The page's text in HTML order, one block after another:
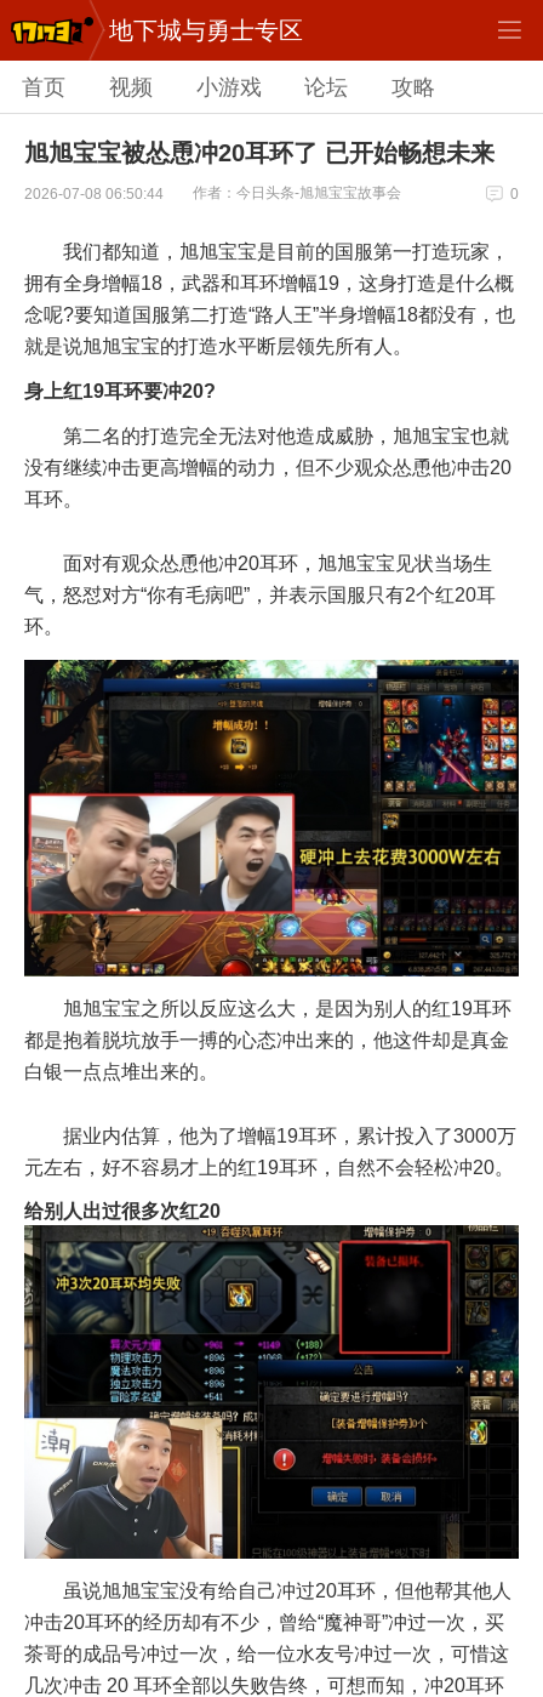
地下城与勇士专区
首页 视频 小游戏 论坛 攻略
旭旭宝宝被怂恿冲20耳环了 已开始畅想未来
2026-07-08 06:50:44 作者：今日头条-旭旭宝宝故事会 0
我们都知道，旭旭宝宝是目前的国服第一打造玩家，
拥有全身增幅18，武器和耳环增幅19，这身打造是什么概
念呢?要知道国服第二打造“路人王”半身增幅18都没有，也
就是说旭旭宝宝的打造水平断层领先所有人。
身上红19耳环要冲20?
第二名的打造完全无法对他造成威胁，旭旭宝宝也就
没有继续冲击更高增幅的动力，但不少观众怂恿他冲击20
耳环。
面对有观众怂恿他冲20耳环，旭旭宝宝见状当场生
气，怒怼对方“你有毛病吧”，并表示国服只有2个红20耳
环。
旭旭宝宝之所以反应这么大，是因为别人的红19耳环
都是抱着脱坑放手一搏的心态冲出来的，他这件却是真金
白银一点点堆出来的。
据业内估算，他为了增幅19耳环，累计投入了3000万
元左右，好不容易才上的红19耳环，自然不会轻松冲20。
给别人出过很多次红20
虽说旭旭宝宝没有给自己冲过20耳环，但他帮其他人
冲击20耳环的经历却有不少，曾给“魔神哥”冲过一次，买
茶哥的成品号冲过一次，给一位水友号冲过一次，可惜这
几次冲击 20 耳环全部以失败告终，可想而知，冲20耳环